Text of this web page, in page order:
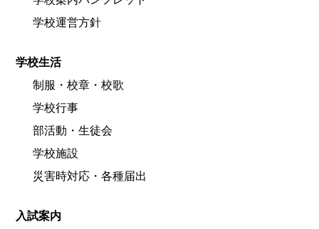
学校運営方針
学校生活
制服・校章・校歌
学校行事
部活動・生徒会
学校施設
災害時対応・各種届出
入試案内